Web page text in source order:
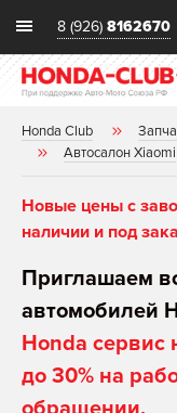
8 (926) 8162670
Honda Club
Автосалон Xiaomi
Новые цены с
наличии и под
Приглашаем
автомобилей
Honda сервис
до 30% на